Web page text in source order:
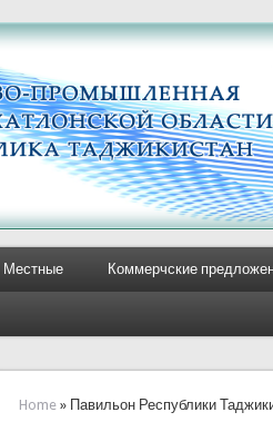
Местные Коммерчские
You are here
Home » Павильон Республики